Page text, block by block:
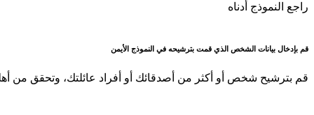
راجع النموذج أدناه
قم بإدخال بيانات الشخص الذي قمت بترشيحه في النموذج الأيمن
قم بترشيح شخص أو أكثر من أصدقائك أو أفراد عائلتك، وتحقق من